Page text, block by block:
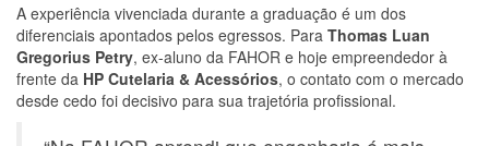
A experiência vivenciada durante a graduação é um dos
diferenciais apontados pelos egressos. Para Thomas Luan
Gregorius Petry, ex-aluno da FAHOR e hoje empreendedor à
frente da HP Cutelaria & Acessórios, o contato com o mercado
desde cedo foi decisivo para sua trajetória profissional.